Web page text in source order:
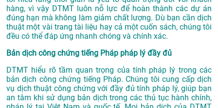
hàng, vì vậy DTMT luôn nỗ lực để hoàn thành các dự án
đúng hạn mà không làm giảm chất lượng. Dù bạn cần dịch
thuật một vài trang tài liệu hay cả một cuốn sách, chúng tôi
đều có thể đáp ứng nhanh chóng và chính xác.
Bản dịch công chứng tiếng Pháp pháp lý đầy đủ
DTMT hiểu rõ tầm quan trọng của tính pháp lý trong các
bản dịch công chứng tiếng Pháp. Chúng tôi cung cấp dịch
vụ dịch thuật công chứng với đầy đủ tính pháp lý, giúp bạn
an tâm khi sử dụng bản dịch trong các thủ tục hành chính,